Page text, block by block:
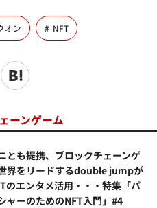
オン NFT
ーンゲーム
とも提携、ブロックチェーンゲ
界をリードするdouble jumpが
のエンタメ活用・・・特集「パ
ャーのためのNFT入門」#4